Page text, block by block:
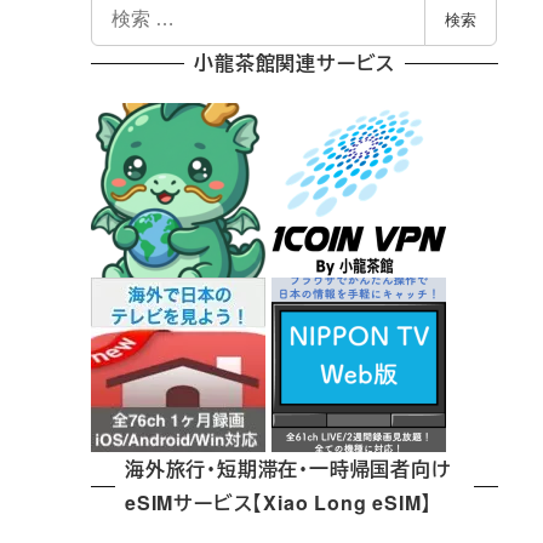
索
検索
小龍茶館関連サービス
海外旅行・短期滞在・一時帰国者向け
eSIMサービス【Xiao Long eSIM】